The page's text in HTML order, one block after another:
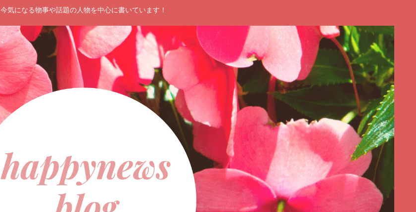
今気になる物事や話題の人物を中心に書いています！